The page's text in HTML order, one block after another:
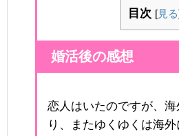
目次 [見る
婚活後の感想
恋人はいたのですが、海
り、またゆくゆくは海